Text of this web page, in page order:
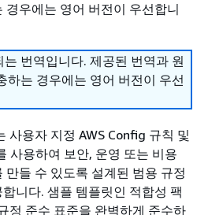
경우에는 영어 버전이 우선합니
번역입니다. 제공된 번역과 원
하는 경우에는 영어 버전이 우선
사용자 지정 AWS Config 규칙 및
사용하여 보안, 운영 또는 비용
만들 수 있도록 설계된 범용 규정
니다. 샘플 템플릿인 적합성 팩
정 준수 표준을 완벽하게 준수하